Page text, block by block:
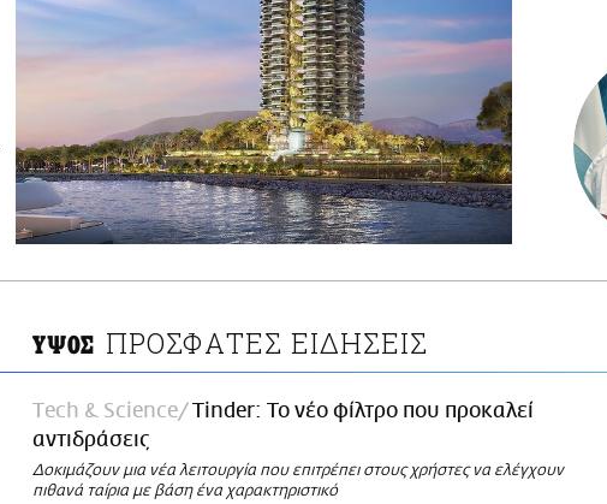
ΥΨΟΣ ΠΡΟΣΦΑΤΕΣ ΕΙΔΗΣΕΙΣ
Τech & Science Tinder: Το νέο φίλτρο που προκαλεί
αντιδράσεις
Δοκιμάζουν μια νέα λειτουργία που επιτρέπει στους χρήστες να ελέγχουν
πιθανά ταίρια με βάση ένα χαρακτηριστικό